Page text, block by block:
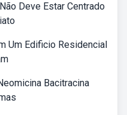
Deve Estar Centrado
Um Edificio Residencial
Bacitracina